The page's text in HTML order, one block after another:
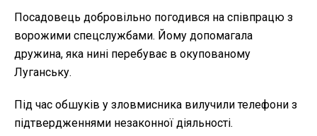
Посадовець добровільно погодився на співпрацю з
ворожими спецслужбами. Йому допомагала
дружина, яка нині перебуває в окупованому
Луганську.
Під час обшуків у зловмисника вилучили телефони з
підтвердженнями незаконної діяльності.